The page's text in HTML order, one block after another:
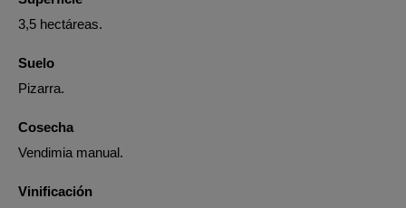
3,5 hectáreas.
Suelo
Pizarra.
Cosecha
Vendimia manual.
Vinificación